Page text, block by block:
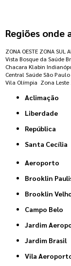
Regiões onde
ZONA OESTE ZONA SUL
Vista Bosque da Saúde
Chacara Klabin
Central Saúde São Paulo
Vila Olímpia Zona Leste
Aclimação
Liberdade
República
Santa Cecília
Aeroporto
Brooklin
Brooklin
Campo Belo
Jardim
Jardim Brasil
Vila